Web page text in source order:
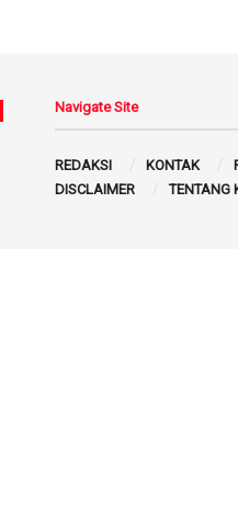
Navigate Site
REDAKSI KONTAK
DISCLAIMER
TENTANG